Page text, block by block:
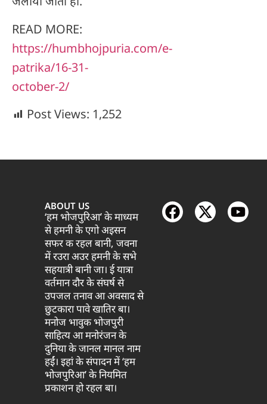
READ MORE:
https://humbhojpuria.com/e-
patrika/16-31-
october-2/
Post Views: 1,252
ABOUT US
‘हम भोजपुरिआ’ के माध्यम
से हमनी के एगो अइसन
सफर क रहल बानी, जवना
में रउरा अउर हमनी के सभे
सहयात्री बानी जा। ई यात्रा
वर्तमान दौर के संघर्ष से
उपजल तनाव आ अवसाद से
छुटकारा पावे खातिर बा।
मनोज भावुक भोजपुरी
साहित्य आ मनोरंजन के
दुनिया के जानल मानल नाम
हईं। इहां के संपादन में ‘हम
भोजपुरिआ’ के नियमित
प्रकाशन हो रहल बा।